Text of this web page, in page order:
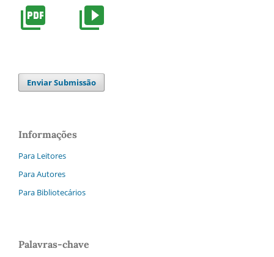
Enviar Submissão
Informações
Para Leitores
Para Autores
Para Bibliotecários
Palavras-chave